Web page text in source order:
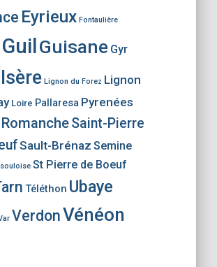
Eyrieux Fontaulière
Guil Guisane Gyr
Isère Lignon du Forez Lignon
Loire Pallaresa Pyrenées
RomancheSaint-Pierre
Sault-Brénaz Semine
souloise St Pierre de Boeuf
Téléthon Ubaye
VerdonVénéon